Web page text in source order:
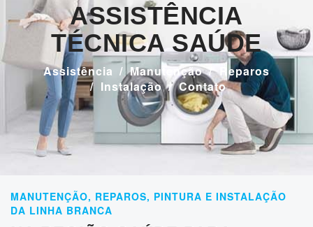
ASSISTÊNCIA
TÉCNICA SAÚDE
Assistência Manutenção
Reparos
Instalação
Contato
MANUTENÇÃO, REPAROS, PINTURA E INSTALAÇÃO
DA LINHA BRANCA